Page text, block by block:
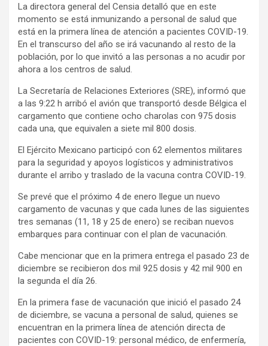
La directora general del Censia detalló que en este
momento se está inmunizando a personal de salud que
está en la primera línea de atención a pacientes COVID-19.
En el transcurso del año se irá vacunando al resto de la
población, por lo que invitó a las personas a no acudir por
ahora a los centros de salud.
La Secretaría de Relaciones Exteriores (SRE), informó que
a las 9:22 h arribó el avión que transportó desde Bélgica el
cargamento que contiene ocho charolas con 975 dosis
cada una, que equivalen a siete mil 800 dosis.
El Ejército Mexicano participó con 62 elementos militares
para la seguridad y apoyos logísticos y administrativos
durante el arribo y traslado de la vacuna contra COVID-19.
Se prevé que el próximo 4 de enero llegue un nuevo
cargamento de vacunas y que cada lunes de las siguientes
tres semanas (11, 18 y 25 de enero) se reciban nuevos
embarques para continuar con el plan de vacunación.
Cabe mencionar que en la primera entrega el pasado 23 de
diciembre se recibieron dos mil 925 dosis y 42 mil 900 en
la segunda el día 26.
En la primera fase de vacunación que inició el pasado 24
de diciembre, se vacuna a personal de salud, quienes se
encuentran en la primera línea de atención directa de
pacientes con COVID-19: personal médico, de enfermería,